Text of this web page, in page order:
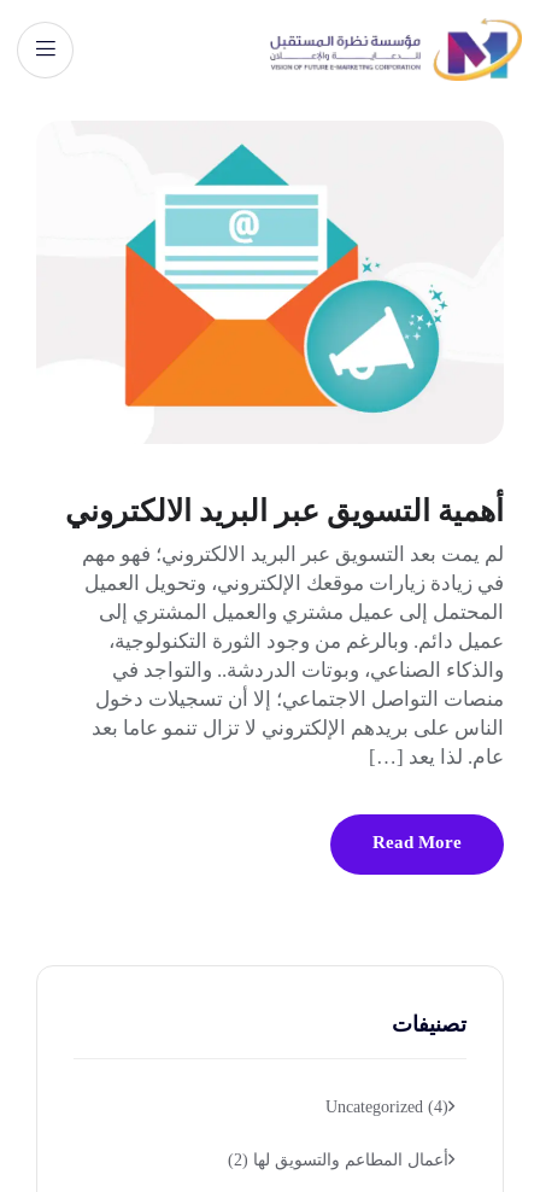
أهمية التسويق عبر البريد الالكتروني
لم يمت بعد التسويق عبر البريد الالكتروني؛ فهو مهم
في زيادة زيارات موقعك الإلكتروني، وتحويل العميل
المحتمل إلى عميل مشتري والعميل المشتري إلى
عميل دائم. وبالرغم من وجود الثورة التكنولوجية،
والذكاء الصناعي، وبوتات الدردشة.. والتواجد في
منصات التواصل الاجتماعي؛ إلا أن تسجيلات دخول
الناس على بريدهم الإلكتروني لا تزال تنمو عاما بعد
عام. لذا يعد […]
Read More
تصنيفات
Uncategorized (4)
أعمال المطاعم والتسويق لها (2)